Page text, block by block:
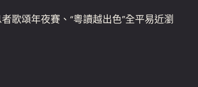
歌頌年夜賽、“粵讀越出色”全平易近瀏